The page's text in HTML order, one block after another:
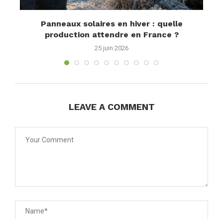
Panneaux solaires en hiver : quelle
production attendre en France ?
25 juin 2026
LEAVE A COMMENT